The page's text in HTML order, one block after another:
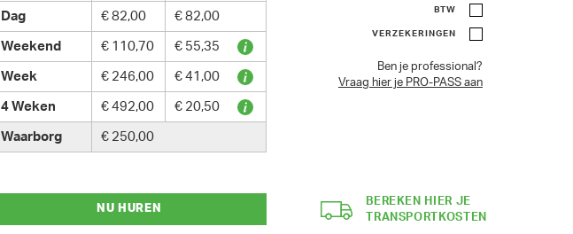
Dag € 82,00 € 82,00
Weekend € 110,70 € 55,35
Week € 246,00 € 41,00
4 Weken € 492,00 € 20,50
Waarborg € 250,00
BTW
VERZEKERINGEN
Ben je professional?
Vraag hier je PRO-PASS aan
NU HUREN
BEREKEN HIER JE
TRANSPORTKOSTEN